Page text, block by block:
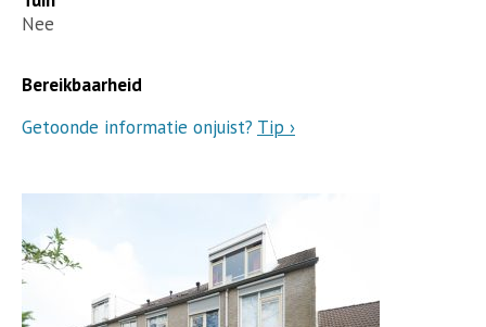
Nee
Bereikbaarheid
Getoonde informatie onjuist? Tip ›